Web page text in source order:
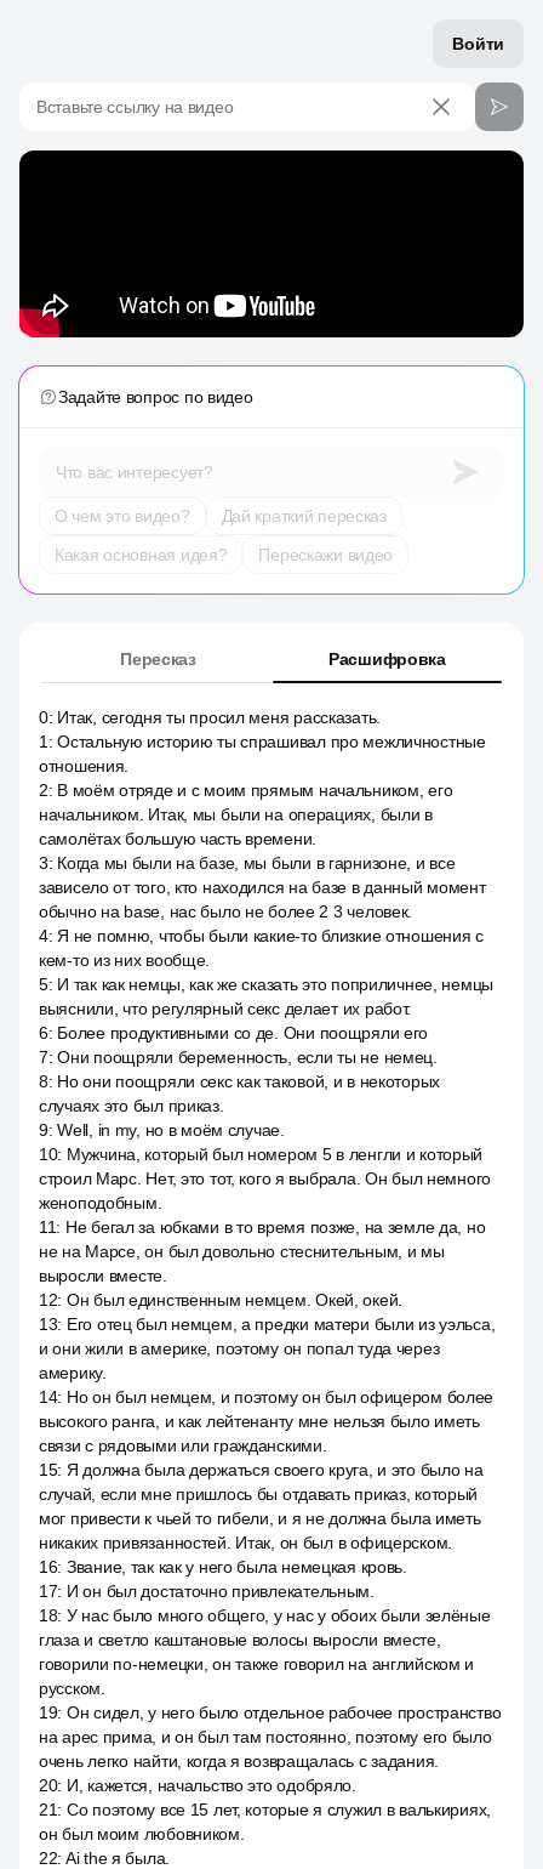
Войти
Вставьте ссылку на видео
Задайте вопрос по видео
Что вас интересует?
О чем это видео?
Дай краткий пересказ
Какая основная идея?
Перескажи видео
Пересказ Расшифровка
0: Итак, сегодня ты просил меня рассказать.
1 :Остальную историю ты спрашивал про межличностные
отношения.
2: В моём отряде и с моим прямым начальником, его
начальником. Итак, мы были на операциях, были в
самолётах большую часть времени.
3: Когда мы были на базе, мы были в гарнизоне, и все
зависело от того, кто находился на базе в данный момент
обычно на base, нас было не более 2 3 человек.
4: Я не помню, чтобы были какие-то близкие отношения с
кем-то из них вообще.
5: И так как немцы, как же сказать это поприличнее, немцы
выяснили, что регулярный секс делает их работ.
6: Более продуктивными со де. Они поощряли его
7:Они поощряли беременность, если ты не немец.
8: Но они поощряли секс как таковой, и в некоторых
случаях это был приказ.
9:Well, in my, но в моём случае.
10: Мужчина, который был номером 5 в ленгли и который
строил Марс. Нет, это тот, кого я выбрала. Он был немного
женоподобным.
11: Не бегал за юбками в то время позже, на земле да, но
не на Марсе, он был довольно стеснительным, и мы
выросли вместе.
12: Он был единственным немцем. Окей, окей.
13: Его отец был немцем, а предки матери были из уэльса,
и они жили в америке, поэтому он попал туда через
америку.
14: Но он был немцем, и поэтому он был офицером более
высокого ранга, и как лейтенанту мне нельзя было иметь
связи с рядовыми или гражданскими.
15: Я должна была держаться своего круга, и это было на
случай, если мне пришлось бы отдавать приказ, который
мог привести к чьей то гибели, и я не должна была иметь
никаких привязанностей. Итак, он был в офицерском.
16: Звание, так как у него была немецкая кровь.
17: И он был достаточно привлекательным.
18: У нас было много общего, у нас у обоих были зелёные
глаза и светло каштановые волосы выросли вместе,
говорили по-немецки, он также говорил на английском и
русском.
19: Он сидел, у него было отдельное рабочее пространство
на арес прима, и он был там постоянно, поэтому его было
очень легко найти, когда я возвращалась с задания.
20: И, кажется, начальство это одобряло.
21: Со поэтому все 15 лет, которые я служил в валькириях,
он был моим любовником.
22: Ai the я была.